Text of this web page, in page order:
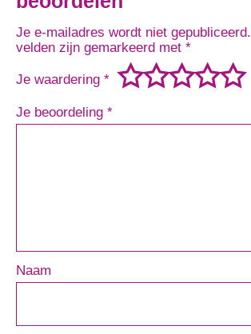
Je e-mailadres wordt niet gepubliceerd.
velden zijn gemarkeerd met *
Je waardering *
Je beoordeling *
Naam